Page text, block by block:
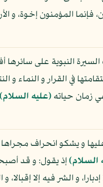
فإنما المؤمنون إخوة، و
النبوية على سائرها
في القرار و النماء و
زمان حياته(عليه السلام)
و يشكو انحراف مجراها
السلام)إذ يقول: و قد
و الشر فيه إلا إقبالا،